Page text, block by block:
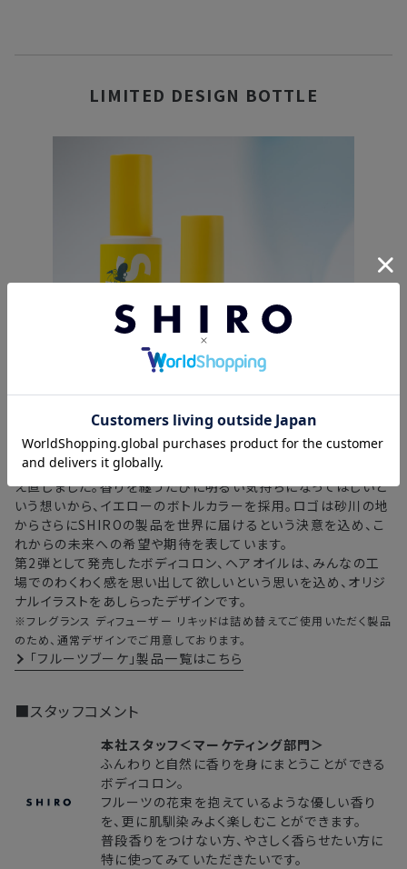
LIMITED DESIGN BOTTLE
フルーツブーケのために新しく作ったボトルは、これまでの白い
ボトルのデザインルールから、ロゴの大きさや配置など新たに考
え直しました。香りを纏うたびに明るい気持ちになってほしいと
いう想いから、イエローのボトルカラーを採用。ロゴは砂川の地
からさらにSHIROの製品を世界に届けるという決意を込め、こ
れからの未来への希望や期待を表しています。
第2弾として発売したボディコロン、ヘアオイルは、みんなの工
場でのわくわく感を思い出して欲しいという思いを込め、オリジ
ナルイラストをあしらったデザインです。
※フレグランス ディフューザー リキッドは詰め替えてご使用いただく製品
のため、通常デザインでご用意しております。
「フルーツブーケ」製品一覧はこちら
■スタッフコメント
本社スタッフ＜マーケティング部門＞
ふんわりと自然に香りを身にまとうことができる
ボディコロン。
フルーツの花束を抱えているような優しい香り
を、更に肌馴染みよく楽しむことができます。
普段香りをつけない方、やさしく香らせたい方に
特に使ってみていただきたいです。